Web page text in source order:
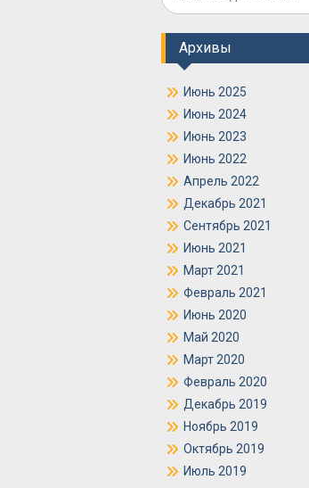
Архивы
Июнь 2025
Июнь 2024
Июнь 2023
Июнь 2022
Апрель 2022
Декабрь 2021
Сентябрь 2021
Июнь 2021
Март 2021
Февраль 2021
Июнь 2020
Май 2020
Март 2020
Февраль 2020
Декабрь 2019
Ноябрь 2019
Октябрь 2019
Июль 2019